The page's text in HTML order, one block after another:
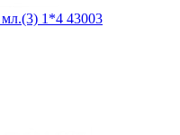
1*4 43003